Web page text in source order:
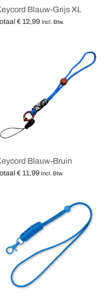
Blauw-Grijs XL
€ 12,99 Incl. Btw.
Blauw-Bruin
€ 11,99 Incl. Btw.